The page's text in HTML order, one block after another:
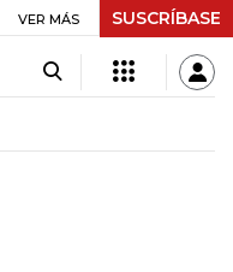
+$ 0,05 +0,01% BITCOIN
VER MÁS SUSCRÍBASE